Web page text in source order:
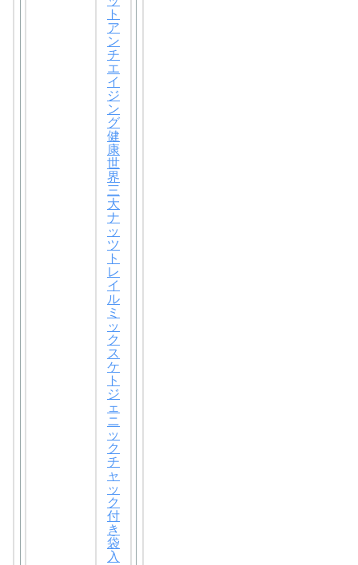
ト
ア
ン
チ
エ
イ
ジ
ン
グ
健
康
世
界
三
大
ナ
ッ
ツ
ト
レ
イ
ル
ミ
ッ
ク
ス
ケ
ト
ジ
ェ
ニ
ッ
ク
チ
ャ
ッ
ク
付
き
袋
入